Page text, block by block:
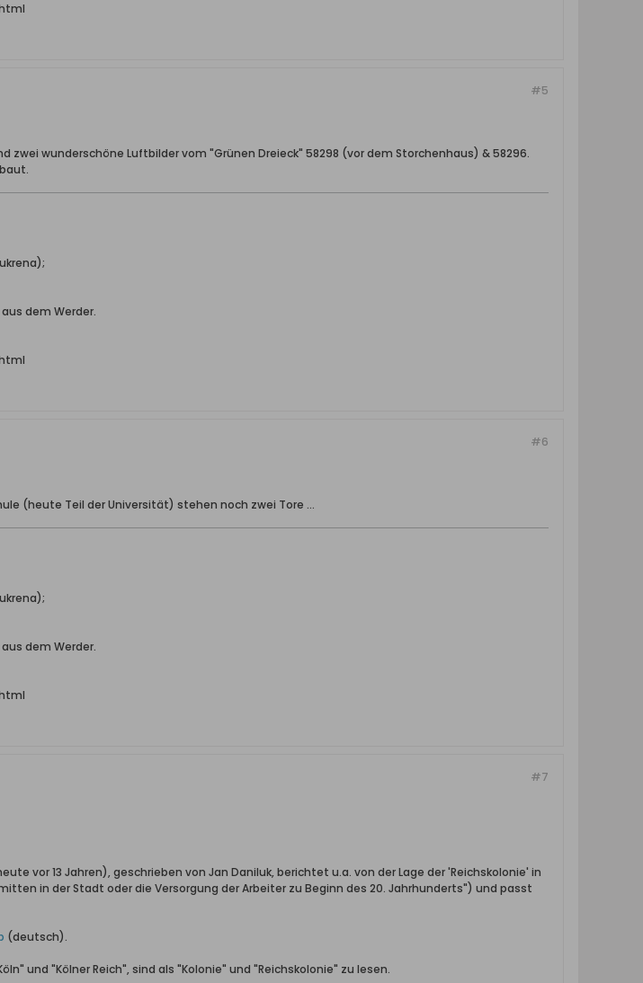
#5
zwei wunderschöne Luftbilder vom "Grünen Dreieck" 58298 (vor dem Storchenhaus) & 58296.
dem Werder.
#6
(heute Teil der Universität) stehen noch zwei Tore ...
dem Werder.
#7
vor 13 Jahren), geschrieben von Jan Daniluk, berichtet u.a. von der Lage der 'Reichskolonie' in
in der Stadt oder die Versorgung der Arbeiter zu Beginn des 20. Jahrhunderts") und passt
(deutsch).
und "Kölner Reich", sind als "Kolonie" und "Reichskolonie" zu lesen.